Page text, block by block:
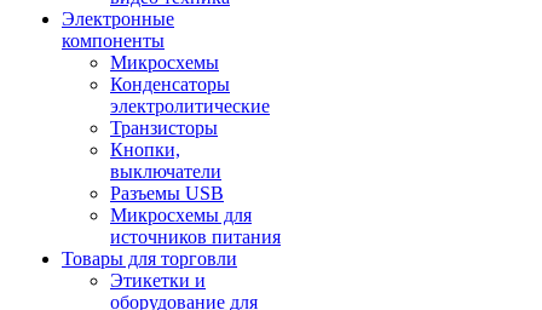
Электронные
компоненты
Микросхемы
Конденсаторы
электролитические
Транзисторы
Кнопки,
выключатели
Разъемы USB
Микросхемы для
источников питания
Товары для торговли
Этикетки и
оборудование для